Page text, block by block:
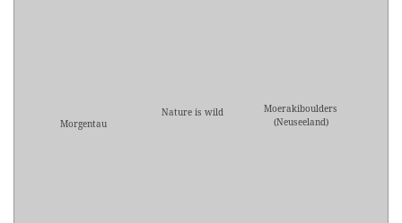
Morgentau
Nature is wild
Moerakiboulders
(Neuseeland)